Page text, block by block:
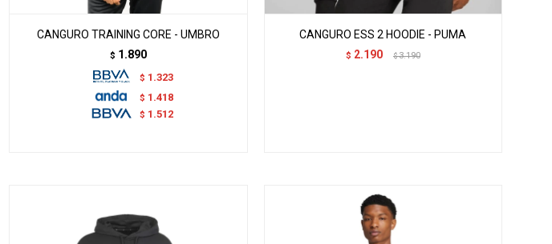
CANGURO TRAINING CORE - UMBRO
$ 1.890
$ 1.323
$ 1.418
$ 1.512
CANGURO ESS 2 HOODIE - PUMA
$ 2.190 $ 3.190